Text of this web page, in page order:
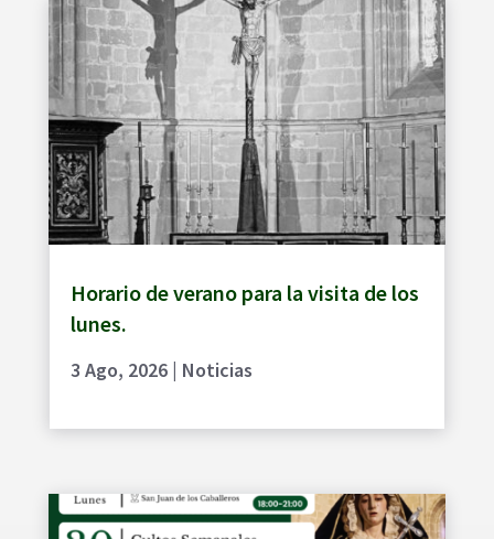
Horario de verano para la visita de los
lunes.
3 Ago, 2026| Noticias